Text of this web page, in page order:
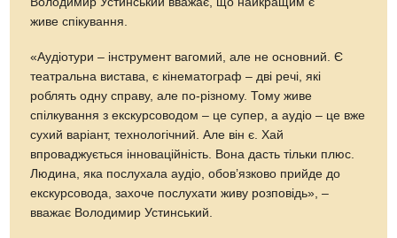
живе спікування.
«Аудіотури – інструмент вагомий, але не основний. Є
театральна вистава, є кінематограф – дві речі, які
роблять одну справу, але по-різному. Тому живе
спілкування з екскурсоводом – це супер, а аудіо – це вже
сухий варіант, технологічний. Але він є. Хай
впроваджується інноваційність. Вона дасть тільки плюс.
Людина, яка послухала аудіо, обов’язково прийде до
екскурсовода, захоче послухати живу розповідь», –
вважає Володимир Устинський.